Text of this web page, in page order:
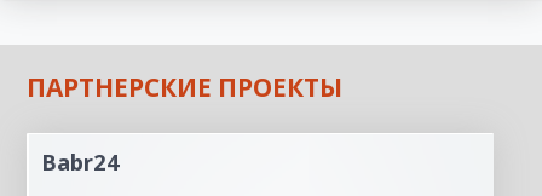
ПАРТНЕРСКИЕ ПРОЕКТЫ
Babr24